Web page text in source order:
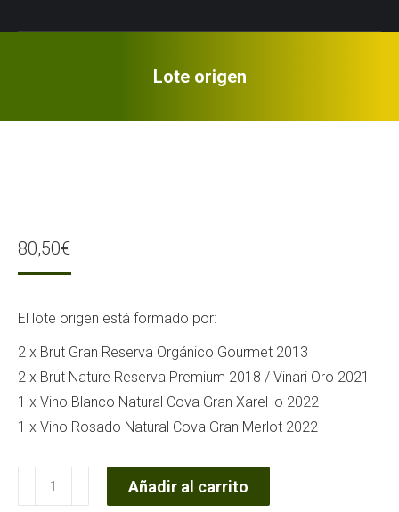
Lote origen
80,50€
El lote origen está formado por:
2 x Brut Gran Reserva Orgánico Gourmet 2013
2 x Brut Nature Reserva Premium 2018 / Vinari Oro 2021
1 x Vino Blanco Natural Cova Gran Xarel·lo 2022
1 x Vino Rosado Natural Cova Gran Merlot 2022
origen
Añadir al carrito